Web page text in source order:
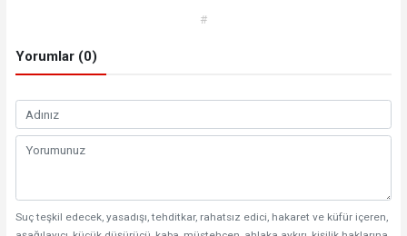
#
Yorumlar (0)
Suç teşkil edecek, yasadışı, tehditkar, rahatsız edici, hakaret ve küfür içeren,